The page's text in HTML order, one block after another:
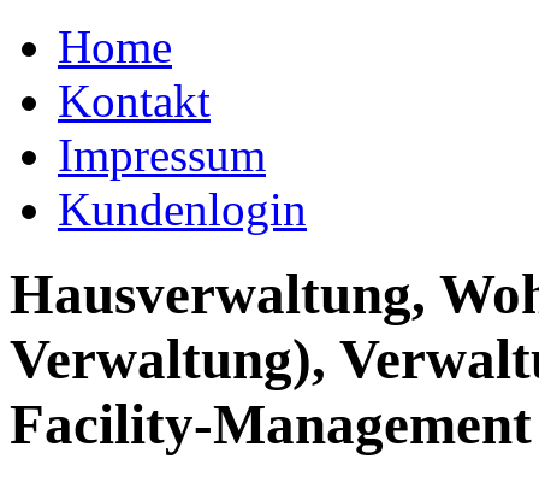
Home
Kontakt
Impressum
Kundenlogin
Hausverwaltung,
Verwaltung),
Facility-Management